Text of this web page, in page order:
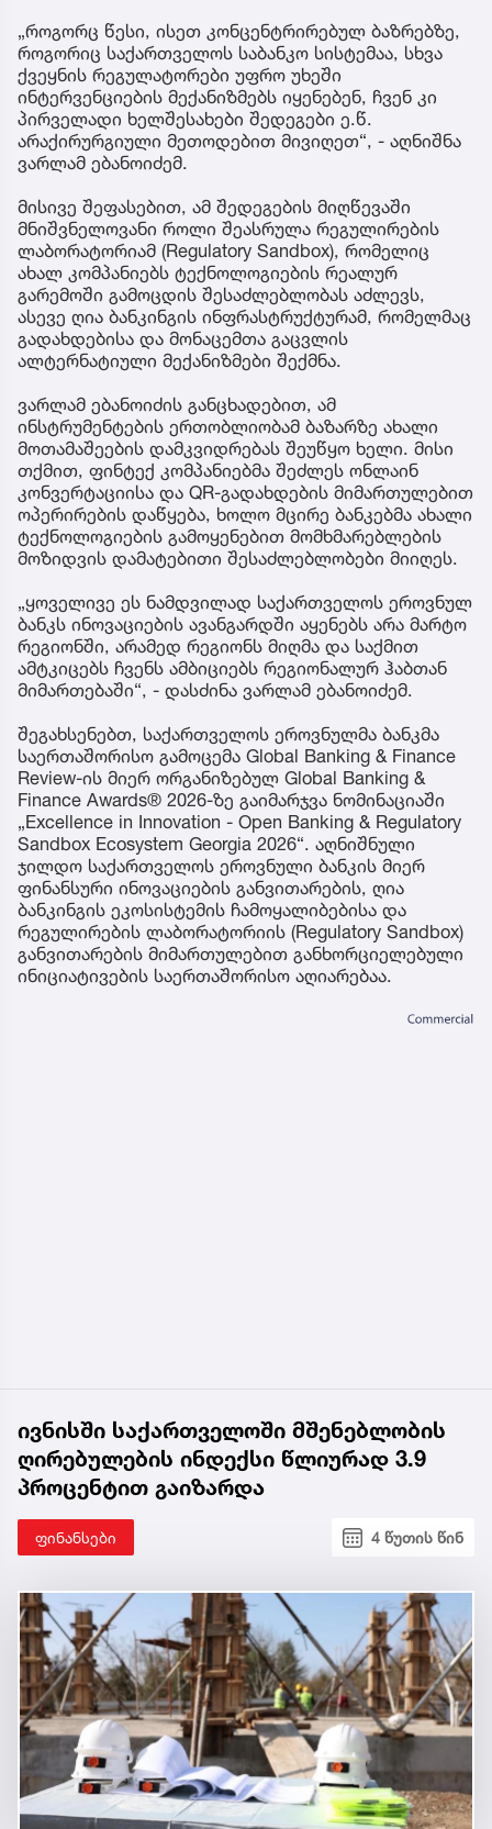
„როგორც წესი, ისეთ კონცენტრირებულ ბაზრებზე,
როგორიც საქართველოს საბანკო სისტემაა, სხვა
ქვეყნის რეგულატორები უფრო უხეში
ინტერვენციების მექანიზმებს იყენებენ, ჩვენ კი
პირველადი ხელშესახები შედეგები ე.წ.
არაქირურგიული მეთოდებით მივიღეთ“, - აღნიშნა
ვარლამ ებანოიძემ.
მისივე შეფასებით, ამ შედეგების მიღწევაში
მნიშვნელოვანი როლი შეასრულა რეგულირების
ლაბორატორიამ (Regulatory Sandbox), რომელიც
ახალ კომპანიებს ტექნოლოგიების რეალურ
გარემოში გამოცდის შესაძლებლობას აძლევს,
ასევე ღია ბანკინგის ინფრასტრუქტურამ, რომელმაც
გადახდებისა და მონაცემთა გაცვლის
ალტერნატიული მექანიზმები შექმნა.
ვარლამ ებანოიძის განცხადებით, ამ
ინსტრუმენტების ერთობლიობამ ბაზარზე ახალი
მოთამაშეების დამკვიდრებას შეუწყო ხელი. მისი
თქმით, ფინტექ კომპანიებმა შეძლეს ონლაინ
კონვერტაციისა და QR-გადახდების მიმართულებით
ოპერირების დაწყება, ხოლო მცირე ბანკებმა ახალი
ტექნოლოგიების გამოყენებით მომხმარებლების
მოზიდვის დამატებითი შესაძლებლობები მიიღეს.
„ყოველივე ეს ნამდვილად საქართველოს ეროვნულ
ბანკს ინოვაციების ავანგარდში აყენებს არა მარტო
რეგიონში, არამედ რეგიონს მიღმა და საქმით
ამტკიცებს ჩვენს ამბიციებს რეგიონალურ ჰაბთან
მიმართებაში“, - დასძინა ვარლამ ებანოიძემ.
შეგახსენებთ, საქართველოს ეროვნულმა ბანკმა
საერთაშორისო გამოცემა Global Banking & Finance
Review-ის მიერ ორგანიზებულ Global Banking &
Finance Awards® 2026-ზე გაიმარჯვა ნომინაციაში
„Excellence in Innovation - Open Banking & Regulatory
Sandbox Ecosystem Georgia 2026“. აღნიშნული
ჯილდო საქართველოს ეროვნული ბანკის მიერ
ფინანსური ინოვაციების განვითარების, ღია
ბანკინგის ეკოსისტემის ჩამოყალიბებისა და
რეგულირების ლაბორატორიის (Regulatory Sandbox)
განვითარების მიმართულებით განხორციელებული
ინიციატივების საერთაშორისო აღიარებაა.
ივნისში საქართველოში მშენებლობის
ღირებულების ინდექსი წლიურად 3.9
პროცენტით გაიზარდა
ფინანსები 4 წუთის წინ